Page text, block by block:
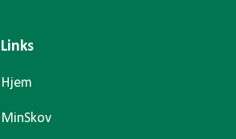
Links
Hjem
MinSkov